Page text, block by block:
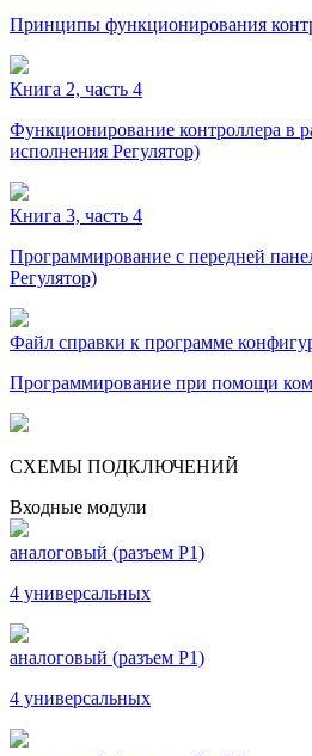
Принципы функционирования
Книга 2, часть 4
Функционирование контроллера в
исполнения Регулятор)
Книга 3, часть 4
Программирование с передней
Регулятор)
Файл справки к программе
Программирование при помощи
СХЕМЫ ПОДКЛЮЧЕНИЙ
Входные модули
аналоговый (разъем Р1)
4 универсальных
аналоговый (разъем Р1)
4 универсальных